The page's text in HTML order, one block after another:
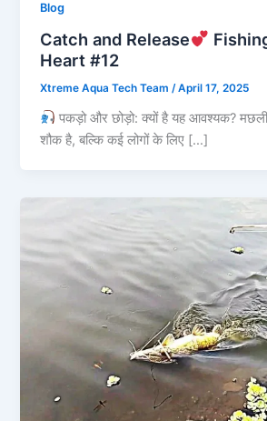
Blog
Catch and Release
Heart #12
Xtreme Aqua Tech Team /April 17, 2025
पकड़ो और छोड़ो: क्यों है यह आवश्यक?
शौक है, बल्कि कई लोगों के लिए […]